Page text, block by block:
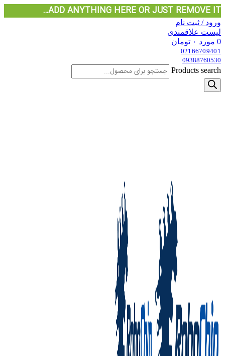
ADD ANYTHING HERE OR JUST REMOVE IT…
ورود / ثبت نام
لیست علاقمندی
0 مورد ۰ تومان
02166709401
09388760530
Products search